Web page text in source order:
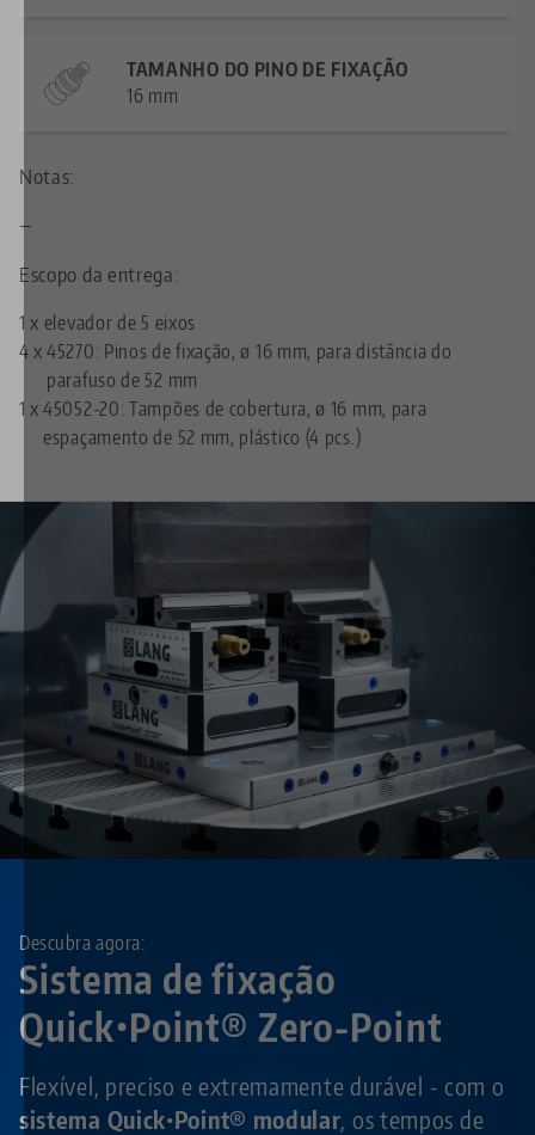
TAMANHO DO PINO DE FIXAÇÃO
16 mm
Notas:
—
Escopo da entrega:
1 x elevador de 5 eixos
4 x 45270: Pinos de fixação, ø 16 mm, para distância do
parafuso de 52 mm
1 x 45052-20: Tampões de cobertura, ø 16 mm, para
espaçamento de 52 mm, plástico (4 pcs.)
Sistema de fixação
Quick•Point® Zero-Point
Descubra agora:
Flexível, preciso e extremamente durável - com o
sistema Quick•Point® modular , os tempos de